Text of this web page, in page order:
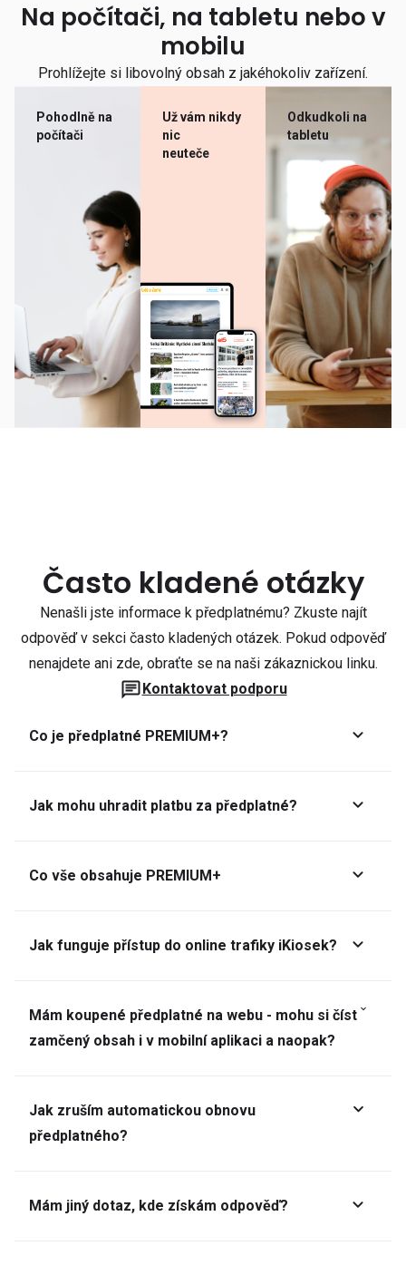
Na počítači, na tabletu nebo v
mobilu
Prohlížejte si libovolný obsah z jakéhokoliv zařízení.
Pohodlně na
počítači
Už vám nikdy
nic
neuteče
Odkudkoli na
tabletu
Často kladené otázky
Nenašli jste informace k předplatnému? Zkuste najít
odpověď v sekci často kladených otázek. Pokud odpověď
nenajdete ani zde, obraťte se na naši zákaznickou linku.
Kontaktovat podporu
Co je předplatné PREMIUM+?
Jak mohu uhradit platbu za předplatné?
Co vše obsahuje PREMIUM+
Jak funguje přístup do online trafiky iKiosek?
Mám koupené předplatné na webu - mohu si číst
zamčený obsah i v mobilní aplikaci a naopak?
Jak zruším automatickou obnovu
předplatného?
Mám jiný dotaz, kde získám odpověď?